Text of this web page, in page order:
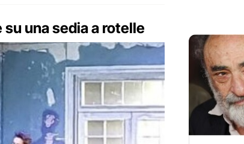
una sedia a rotelle